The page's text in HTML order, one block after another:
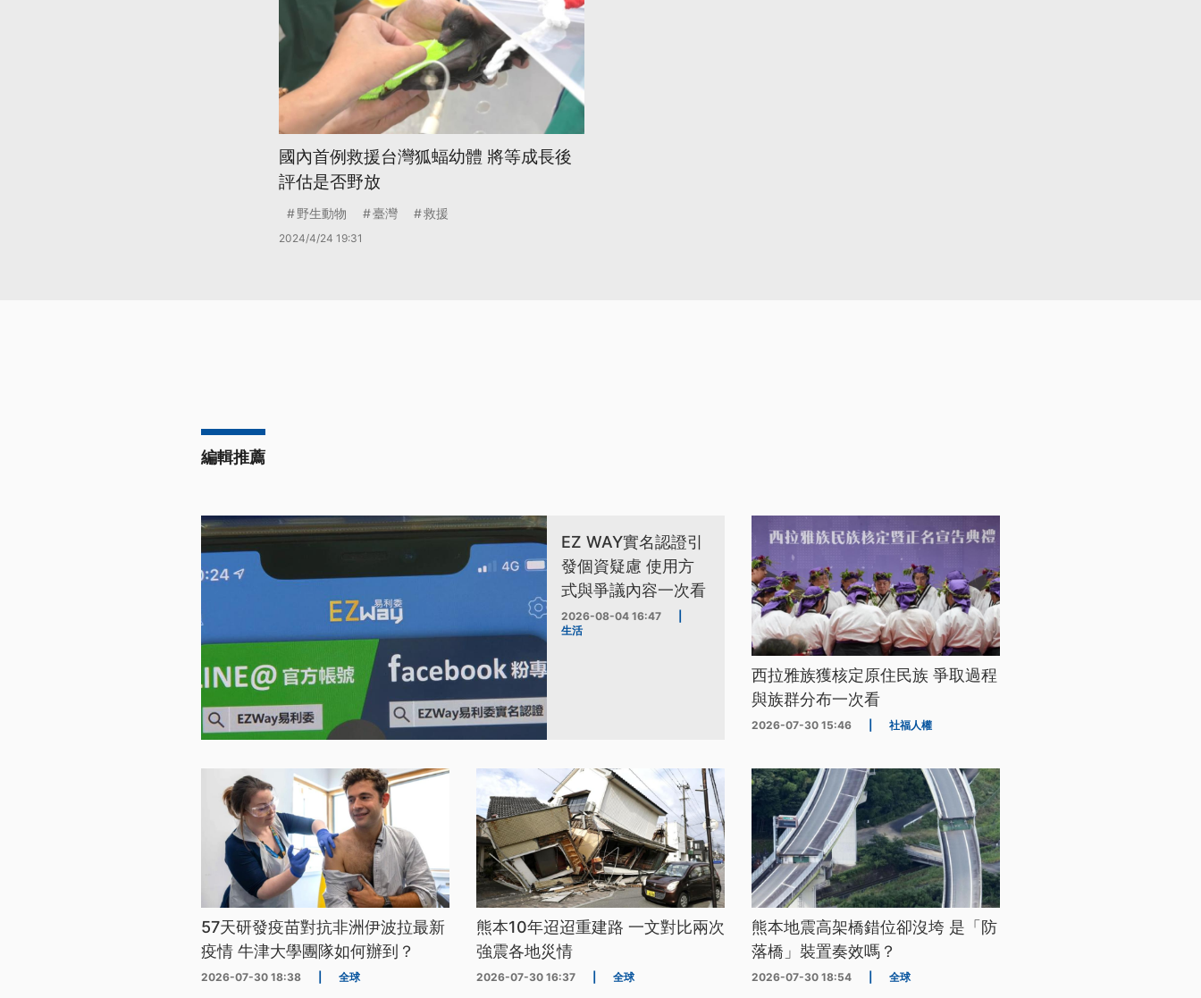
國內首例救援台灣狐蝠幼體 將等成長後
評估是否野放
野生動物 臺灣 救援
2024/4/24 19:31
編輯推薦
EZ WAY實名認證引
發個資疑慮 使用方
式與爭議內容一次看
2026-08-04 16:47
生活
西拉雅族獲核定原住民族 爭取過程
與族群分布一次看
2026-07-30 15:46 社福人權
57天研發疫苗對抗非洲伊波拉最新
疫情 牛津大學團隊如何辦到？
2026-07-30 18:38 全球
熊本10年迢迢重建路 一文對比兩次
強震各地災情
2026-07-30 16:37 全球
熊本地震高架橋錯位卻沒垮 是「防
落橋」裝置奏效嗎？
2026-07-30 18:54 全球